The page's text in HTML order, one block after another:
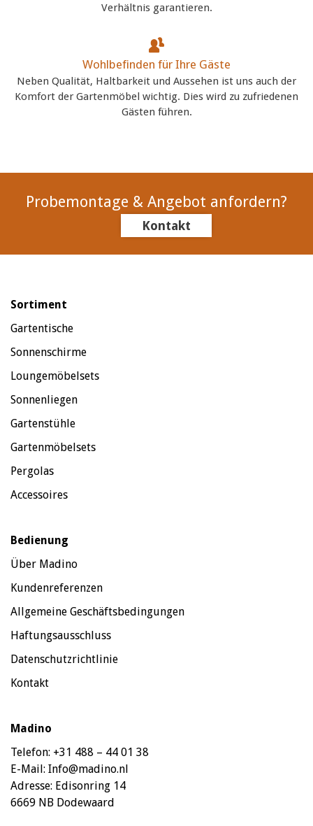
Verhältnis garantieren.
Wohlbefinden für Ihre Gäste
Neben Qualität, Haltbarkeit und Aussehen ist uns auch der
Komfort der Gartenmöbel wichtig. Dies wird zu zufriedenen
Gästen führen.
Probemontage & Angebot anfordern?
Kontakt
Sortiment
Gartentische
Sonnenschirme
Loungemöbelsets
Sonnenliegen
Gartenstühle
Gartenmöbelsets
Pergolas
Accessoires
Bedienung
Über Madino
Kundenreferenzen
Allgemeine Geschäftsbedingungen
Haftungsausschluss
Datenschutzrichtlinie
Kontakt
Madino
Telefon: +31 488 – 44 01 38
E-Mail: Info@madino.nl
Adresse: Edisonring 14
6669 NB Dodewaard